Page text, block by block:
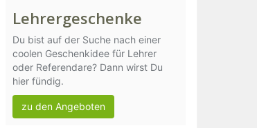
Lehrergeschenke
Du bist auf der Suche nach einer
coolen Geschenkidee für Lehrer
oder Referendare? Dann wirst Du
hier fündig.
zu den Angeboten